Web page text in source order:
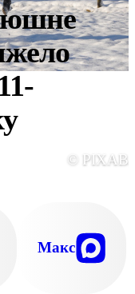
©
Макс